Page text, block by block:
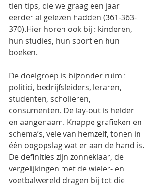
tien tips, die we graag een jaar
eerder al gelezen hadden (361-363-
370).Hier horen ook bij : kinderen,
hun studies, hun sport en hun
boeken.
De doelgroep is bijzonder ruim :
politici, bedrijfsleiders, leraren,
studenten, scholieren,
consumenten. De lay-out is helder
en aangenaam. Knappe grafieken en
schema’s, vele van hemzelf, tonen in
één oogopslag wat er aan de hand is.
De definities zijn zonneklaar, de
vergelijkingen met de wieler- en
voetbalwereld dragen bij tot die